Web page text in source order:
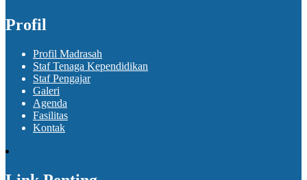
Profil
Profil Madrasah
Staf Tenaga Kependidikan
Staf Pengajar
Galeri
Agenda
Fasilitas
Kontak